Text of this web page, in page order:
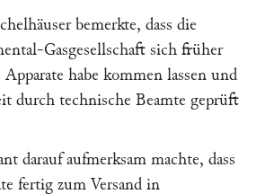
bemerkte, dass die
Gasgesellschaft sich früher
habe kommen lassen und
durch technische Beamte geprüft
darauf aufmerksam machte, dass
fertig zum Versand in